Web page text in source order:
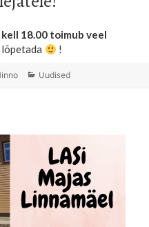
kell 18.00 toimub veel
!
Rubriigid
Uudised